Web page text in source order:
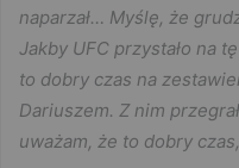
naparzał… Myślę, że
Jakby UFC przystało na
to dobry czas na
Dariuszem. Z nim
uważam, że to dobry